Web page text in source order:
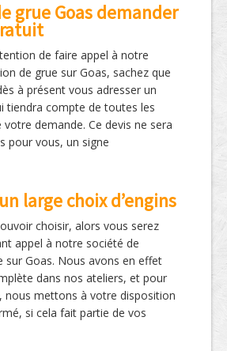
grue Goas demander
de faire appel à notre
de grue sur Goas, sachez que
à présent vous adresser un
tiendra compte de toutes les
demande. Ce devis ne sera
pour vous, un signe
large choix d’engins
choisir, alors vous serez
appel à notre société de
sur Goas. Nous avons en effet
dans nos ateliers, et pour
nous mettons à votre disposition
si cela fait partie de vos